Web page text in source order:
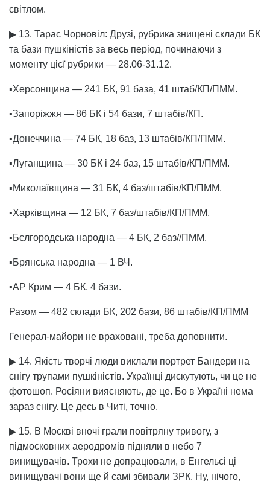
світлом.
▶ 13. Тарас Чорновіл: Друзі, рубрика знищені склади БК
та бази пушкіністів за весь період, починаючи з
моменту цієї рубрики — 28.06-31.12.
▪️Херсонщина — 241 БК, 91 база, 41 штаб/КП/ПММ.
▪️Запоріжжя — 86 БК і 54 бази, 7 штабів/КП.
▪️Донеччина — 74 БК, 18 баз, 13 штабів/КП/ПММ.
▪️Луганщина — 30 БК і 24 баз, 15 штабів/КП/ПММ.
▪️Миколаївщина — 31 БК, 4 баз/штабів/КП/ПММ.
▪️Харківщина — 12 БК, 7 баз/штабів/КП/ПММ.
▪️Бєлгородська народна — 4 БК, 2 баз//ПММ.
▪️Брянська народна — 1 ВЧ.
▪️АР Крим — 4 БК, 4 бази.
Разом — 482 склади БК, 202 бази, 86 штабів/КП/ПММ
Генерал-майори не враховані, треба доповнити.
▶ 14. Якість творчі люди виклали портрет Бандери на
снігу трупами пушкіністів. Українці дискутують, чи це не
фотошоп. Росіяни виясняють, де це. Бо в Україні нема
зараз снігу. Це десь в Читі, точно.
▶ 15. В Москві вночі грали повітряну тривогу, з
підмосковних аеродромів підняли в небо 7
винищувачів. Трохи не допрацювали, в Енгельсі ці
винищувачі вони ще й самі збивали ЗРК. Ну, нічого,